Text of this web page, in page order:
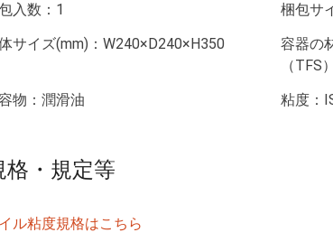
入数： 1 梱包サ
サイズ(mm)： W240×D240×H350 容器の
（TFS）
物： 潤滑油 粘度：
格・規定等
ル粘度規格はこちら